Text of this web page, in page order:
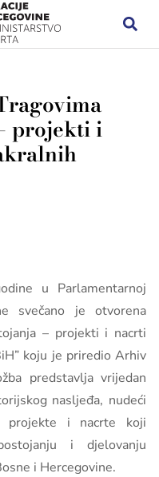
projekti i
u Parlamentarnoj
svečano je otvorena
– projekti i nacrti
koju je priredio Arhiv
predstavlja vrijedan
nasljeđa, nudeći
projekte i nacrte koji
i djelovanju
i Hercegovine.